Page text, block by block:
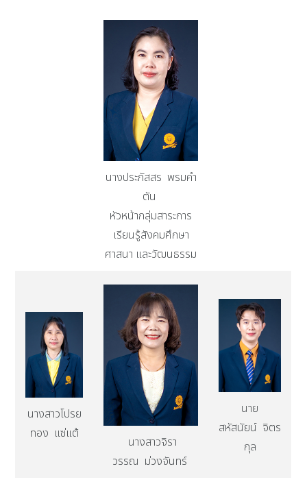
นางประภัสสร พรมคำ
ตัน
หัวหน้ากลุ่มสาระการ
เรียนรู้สังคมศึกษา
ศาสนา และวัฒนธรรม
นางสาวโปรย
ทอง แซ่แต้
นางสาวจิรา
วรรณ ม่วงจันทร์
นาย
สหัสนัยน์ จิตร
กุล